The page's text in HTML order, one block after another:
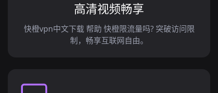
高清视频畅享
快橙vpn中文下载 帮助 快橙限流量吗? 突破访问限
制，畅享互联网自由。